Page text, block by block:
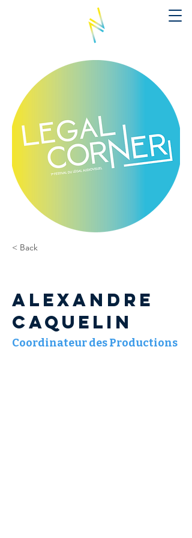
< Back
Alexandre
CAQUELIN
Coordinateur des Productions